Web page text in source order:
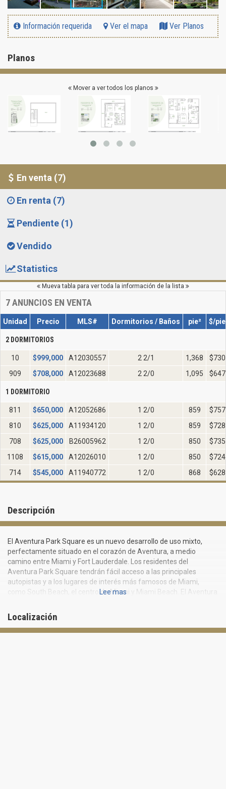
Información requerida Ver el mapa Ver Planos
Planos
Mover a ver todos los planos
En venta (7)
En renta (7)
Pendiente (1)
Vendido
Statistics
Mueva tabla para ver toda la información de la lista
7ANUNCIOS EN VENTA
Unidad Precio MLS# Dormitorios / Baños pie² $/pie
2 DORMITORIOS
10 $999,000 A12030557 2 2/1 1,368
$730
909
$708,000 A12023688 2 2/0 1,095 $647
1 DORMITORIO
811 $650,000 A12052686 1 2/0 859
$757
810
$625,000 A11934120 1 2/0 859
$728
708
$625,000 B26005962 1 2/0 850
$735
1108
$615,000 A12026010 1 2/0 850
$724
714
$545,000 A11940772 1 2/0 868 $628
Descripción
El Aventura Park Square es un nuevo desarrollo de uso mixto,
perfectamente situado en el corazón de Aventura, a medio
camino entre Miami y Fort Lauderdale. Los residentes del
Aventura Park Square tendrán fácil acceso a las principales
autopistas y a los lugares de interés más famosos de Miami,
como South Beach, el centro de Miami y Miami Beach. El Aventura
pocos minutos del Aventura Park Square. Además, el desarrollo
está situado muy cerca del Gulfstream Park y ofrece increíbles
entretenimientos para adultos, incluyendo paseos a caballo,
Lee mas
Localización